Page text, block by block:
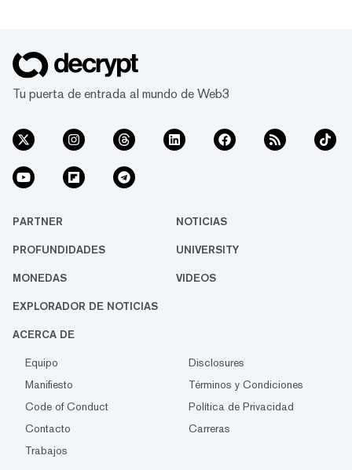
Tu puerta de entrada al mundo de Web3
PARTNER NOTICIAS
PROFUNDIDADES UNIVERSITY
MONEDAS VIDEOS
EXPLORADOR DE NOTICIAS
ACERCA DE
Equipo
Disclosures
Manifiesto
Términos y Condiciones
Code of Conduct
Política de Privacidad
Contacto
Carreras
Trabajos